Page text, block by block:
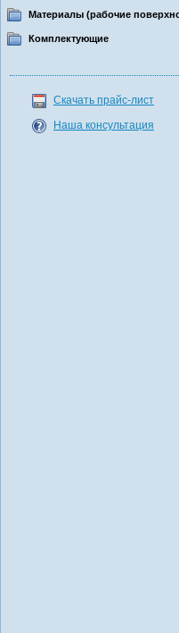
Материалы (рабочие
Комплектующие
Скачать прайс-лист
Наша консультация